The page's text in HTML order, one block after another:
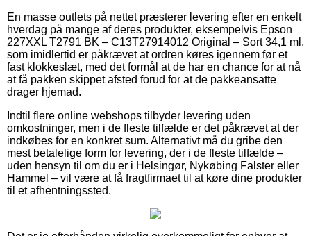
En masse outlets på nettet præsterer levering efter en enkelt
hverdag på mange af deres produkter, eksempelvis Epson
227XXL T2791 BK – C13T27914012 Original – Sort 34,1 ml,
som imidlertid er påkrævet at ordren køres igennem før et
fast klokkeslæt, med det formål at de har en chance for at nå
at få pakken skippet afsted forud for at de pakkeansatte
drager hjemad.
Indtil flere online webshops tilbyder levering uden
omkostninger, men i de fleste tilfælde er det påkrævet at der
indkøbes for en konkret sum. Alternativt må du gribe den
mest betalelige form for levering, der i de fleste tilfælde –
uden hensyn til om du er i Helsingør, Nykøbing Falster eller
Hammel – vil være at få fragtfirmaet til at køre dine produkter
til et afhentningssted.